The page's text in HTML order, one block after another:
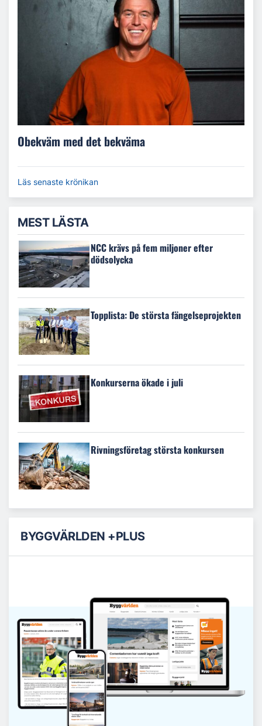
Obekväm med det bekväma
Läs senaste krönikan
MEST LÄSTA
NCC krävs på fem miljoner efter
dödsolycka
Topplista: De största fängelseprojekten
Konkurserna ökade i juli
Rivningsföretag största konkursen
BYGGVÄRLDEN +PLUS